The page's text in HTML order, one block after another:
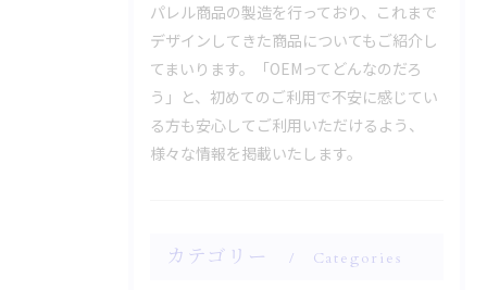
パレル商品の製造を行っており、これまで
デザインしてきた商品についてもご紹介し
てまいります。「OEMってどんなのだろ
う」と、初めてのご利用で不安に感じてい
る方も安心してご利用いただけるよう、
様々な情報を掲載いたします。
カテゴリー Categories